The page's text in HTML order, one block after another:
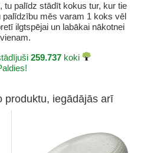
tu palīdz stādīt kokus tur, kur tie
mēs varam 1 koks vēl
ilgtspējai un labākai nākotnei
259.737 koki
produktu, iegādājās arī